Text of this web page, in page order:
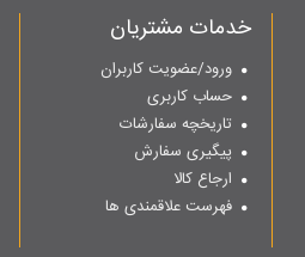
خدمات مشتریان
ورود/عضویت کاربران
حساب کاربری
تاریخچه سفارشات
پیگیری سفارش
ارجاع کالا
فهرست علاقمندی ها